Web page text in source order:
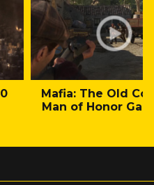
Mafia: The Old
Man of Honor